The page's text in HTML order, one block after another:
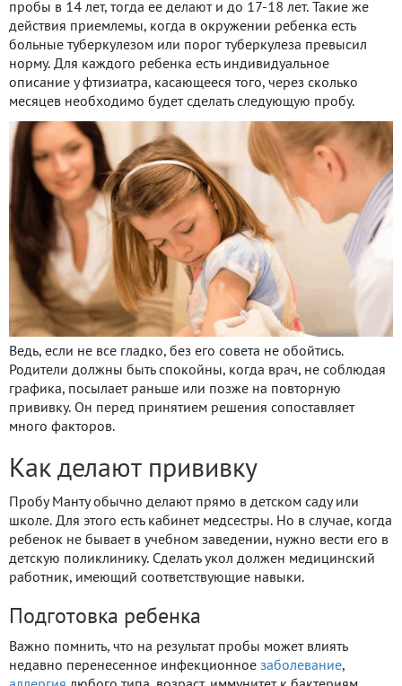
пробы в 14 лет, тогда ее делают и до 17-18 лет. Такие же
действия приемлемы, когда в окружении ребенка есть
больные туберкулезом или порог туберкулеза превысил
норму. Для каждого ребенка есть индивидуальное
описание у фтизиатра, касающееся того, через сколько
месяцев необходимо будет сделать следующую пробу.
Ведь, если не все гладко, без его совета не обойтись.
Родители должны быть спокойны, когда врач, не соблюдая
графика, посылает раньше или позже на повторную
прививку. Он перед принятием решения сопоставляет
много факторов.
Как делают прививку
Пробу Манту обычно делают прямо в детском саду или
школе. Для этого есть кабинет медсестры. Но в случае, когда
ребенок не бывает в учебном заведении, нужно вести его в
детскую поликлинику. Сделать укол должен медицинский
работник, имеющий соответствующие навыки.
Подготовка ребенка
Важно помнить, что на результат пробы может влиять
недавно перенесенное инфекционное заболевание,